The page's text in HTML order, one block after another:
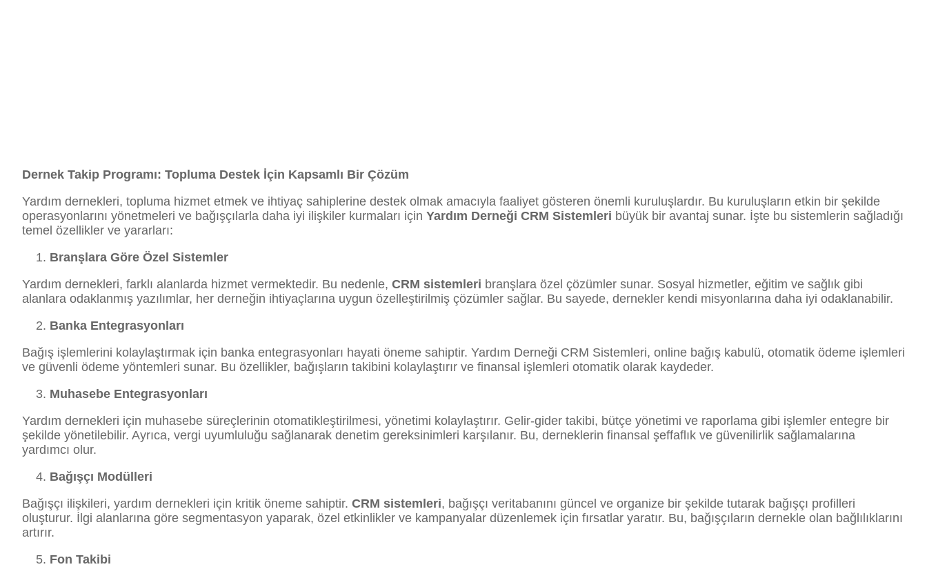
Dernek Takip Programı: Topluma Destek İçin Kapsamlı Bir Çözüm
Yardım dernekleri, topluma hizmet etmek ve ihtiyaç sahiplerine destek olmak amacıyla faaliyet gösteren önemli kuruluşlardır. Bu kuruluşların etkin bir şekilde
operasyonlarını yönetmeleri ve bağışçılarla daha iyi ilişkiler kurmaları için Yardım Derneği CRM Sistemleri büyük bir avantaj sunar. İşte bu sistemlerin sağladığı
temel özellikler ve yararları:
Branşlara Göre Özel Sistemler
Yardım dernekleri, farklı alanlarda hizmet vermektedir. Bu nedenle, CRM sistemleri branşlara özel çözümler sunar. Sosyal hizmetler, eğitim ve sağlık gibi
alanlara odaklanmış yazılımlar, her derneğin ihtiyaçlarına uygun özelleştirilmiş çözümler sağlar. Bu sayede, dernekler kendi misyonlarına daha iyi odaklanabilir.
Banka Entegrasyonları
Bağış işlemlerini kolaylaştırmak için banka entegrasyonları hayati öneme sahiptir. Yardım Derneği CRM Sistemleri, online bağış kabulü, otomatik ödeme işlemleri
ve güvenli ödeme yöntemleri sunar. Bu özellikler, bağışların takibini kolaylaştırır ve finansal işlemleri otomatik olarak kaydeder.
Muhasebe Entegrasyonları
Yardım dernekleri için muhasebe süreçlerinin otomatikleştirilmesi, yönetimi kolaylaştırır. Gelir-gider takibi, bütçe yönetimi ve raporlama gibi işlemler entegre bir
şekilde yönetilebilir. Ayrıca, vergi uyumluluğu sağlanarak denetim gereksinimleri karşılanır. Bu, derneklerin finansal şeffaflık ve güvenilirlik sağlamalarına
yardımcı olur.
Bağışçı Modülleri
Bağışçı ilişkileri, yardım dernekleri için kritik öneme sahiptir. CRM sistemleri, bağışçı veritabanını güncel ve organize bir şekilde tutarak bağışçı profilleri
oluşturur. İlgi alanlarına göre segmentasyon yaparak, özel etkinlikler ve kampanyalar düzenlemek için fırsatlar yaratır. Bu, bağışçıların dernekle olan bağlılıklarını
artırır.
Fon Takibi